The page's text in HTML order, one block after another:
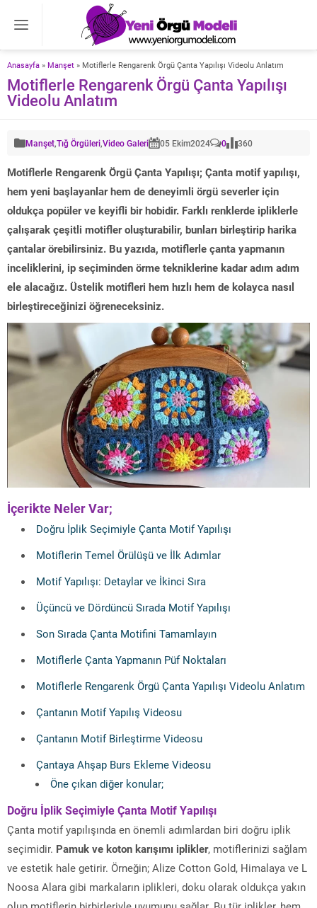
Anasayfa » Manşet » Motiflerle Rengarenk Örgü Çanta Yapılışı Videolu Anlatım
Motiflerle Rengarenk Örgü Çanta Yapılışı
Videolu Anlatım
Manşet,Tığ Örgüleri,Video Galeri 05 Ekim2024 0 360
Motiflerle Rengarenk Örgü Çanta Yapılışı; Çanta motif yapılışı,
hem yeni başlayanlar hem de deneyimli örgü severler için
oldukça popüler ve keyifli bir hobidir. Farklı renklerde ipliklerle
çalışarak çeşitli motifler oluşturabilir, bunları birleştirip harika
çantalar örebilirsiniz. Bu yazıda, motiflerle çanta yapmanın
inceliklerini, ip seçiminden örme tekniklerine kadar adım adım
ele alacağız. Üstelik motifleri hem hızlı hem de kolayca nasıl
birleştireceğinizi öğreneceksiniz.
İçerikte Neler Var;
Doğru İplik Seçimiyle Çanta Motif Yapılışı
Motiflerin Temel Örülüşü ve İlk Adımlar
Motif Yapılışı: Detaylar ve İkinci Sıra
Üçüncü ve Dördüncü Sırada Motif Yapılışı
Son Sırada Çanta Motifini Tamamlayın
Motiflerle Çanta Yapmanın Püf Noktaları
Motiflerle Rengarenk Örgü Çanta Yapılışı Videolu Anlatım
Çantanın Motif Yapılış Videosu
Çantanın Motif Birleştirme Videosu
Çantaya Ahşap Burs Ekleme Videosu
Öne çıkan diğer konular;
Doğru İplik Seçimiyle Çanta Motif Yapılışı
Çanta motif yapılışında en önemli adımlardan biri doğru iplik
seçimidir. Pamuk ve koton karışımı iplikler, motiflerinizi sağlam
ve estetik hale getirir. Örneğin; Alize Cotton Gold, Himalaya ve L
Noosa Alara gibi markaların iplikleri, doku olarak oldukça yakın